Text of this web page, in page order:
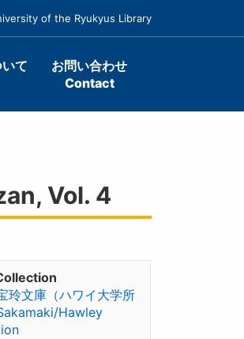
of the Ryukyus Library
て
お問い合わせ
Contact
Vol. 4
玲文庫（ハワイ大学所
Hawley